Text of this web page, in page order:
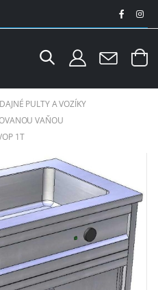
PULTY A VOZÍKY
VAŇOU
1T